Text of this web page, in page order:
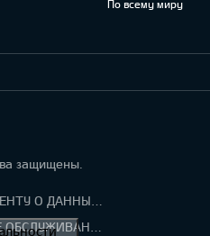
По всему миру
защищены.